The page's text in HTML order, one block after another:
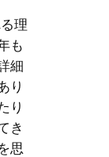
理
も
細
り
り
き
思